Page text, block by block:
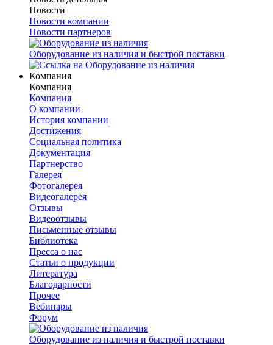
Новости
Новости компании
Новости партнеров
Оборудование из наличия и быстрой поставки
Компания
Компания
Компания
О компании
История компании
Достижения
Социальная политика
Документация
Партнерство
Галерея
Фотогалерея
Видеогалерея
Отзывы
Видеоотзывы
Письменные отзывы
Библиотека
Пресса о нас
Статьи о продукции
Литература
Благодарности
Прочее
Вебинары
Форум
Оборудование из наличия и быстрой поставки